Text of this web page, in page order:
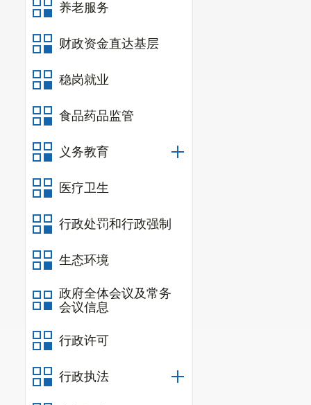
养老服务
财政资金直达基层
稳岗就业
食品药品监管
义务教育
医疗卫生
行政处罚和行政强制
生态环境
政府全体会议及常务
会议信息
行政许可
行政执法